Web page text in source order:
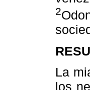
2
La
los